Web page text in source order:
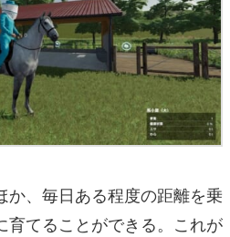
、毎日ある程度の距離を乗
育てることができる。これが